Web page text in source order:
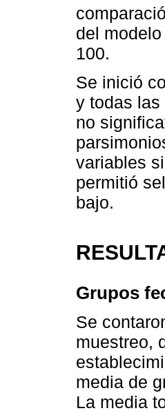
del
100.
Se inició
y todas
no
variables
permitió
bajo.
Grupos
Se
muestreo,
media de
La media